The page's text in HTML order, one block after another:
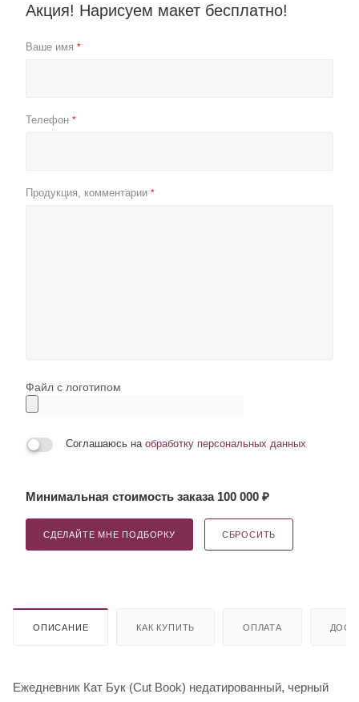
Акция! Нарисуем макет бесплатно!
Ваше имя *
Телефон *
Продукция, комментарии *
Файл с логотипом
Соглашаюсь на обработку персональных данных
Минимальная стоимость заказа 100 000 ₽
СДЕЛАЙТЕ МНЕ ПОДБОРКУ СБРОСИТЬ
ОПИСАНИЕ КАК КУПИТЬ ОПЛАТА
Ежедневник Кат Бук (Cut Book) недатированный, черный